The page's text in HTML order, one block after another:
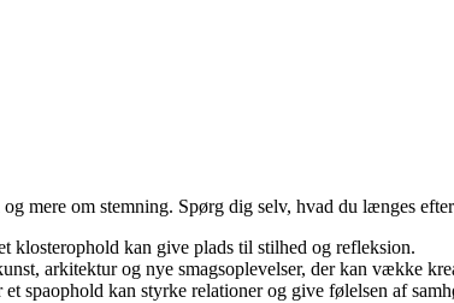
mere om stemning. Spørg dig selv, hvad du længes
klosterophold kan give plads til stilhed og refleksion.
arkitektur og nye smagsoplevelser, der kan vække
spaophold kan styrke relationer og give følelsen af